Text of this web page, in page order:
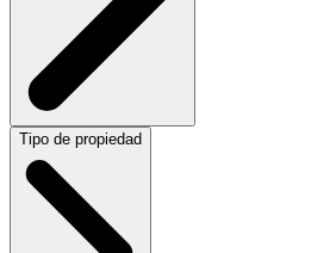
Tipo de propiedad